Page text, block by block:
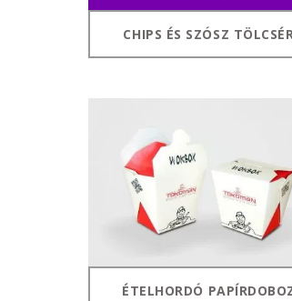
CHIPS ÉS SZÓSZ
ÉTELHORDÓ